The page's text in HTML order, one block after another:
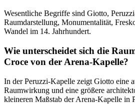
Wesentliche Begriffe sind Giotto,
Raumdarstellung, Monumentalität,
Wandel im 14. Jahrhundert.
Wie unterscheidet sich die
Croce von der Arena-Kapelle?
In der Peruzzi-Kapelle zeigt Giotto eine
Raumwirkung und eine größere
kleineren Maßstab der Arena-Kapelle in